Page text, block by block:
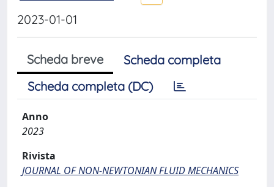
2023-01-01
Scheda breve
Scheda completa
Scheda completa (DC)
Anno
2023
Rivista
JOURNAL OF NON-NEWTONIAN FLUID MECHANICS